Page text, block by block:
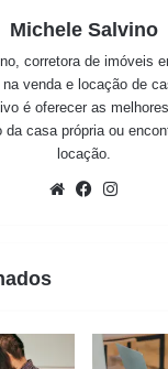
Michele Salvino
corretora de imóveis
venda e locação de
é oferecer as
da casa própria ou
locação.
WebsiteFacebook